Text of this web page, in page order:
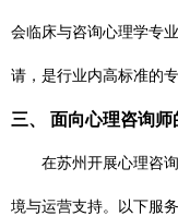
会临床与咨询心理学专
请，是行业内高标准的
三、 面向心理咨询
在苏州开展心理咨
境与运营支持。以下服